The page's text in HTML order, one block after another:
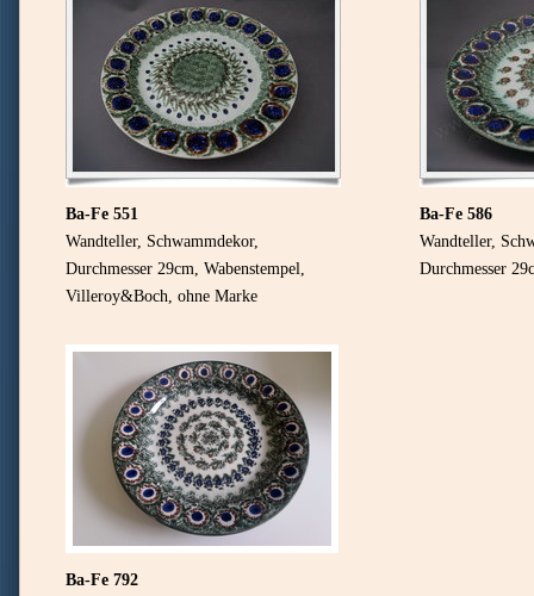
Ba-Fe 551
Wandteller, Schwammdekor,
Durchmesser 29cm, Wabenstempel,
Villeroy&Boch, ohne Marke
Ba-Fe 586
Wandteller,
Durchmesser
Ba-Fe 792